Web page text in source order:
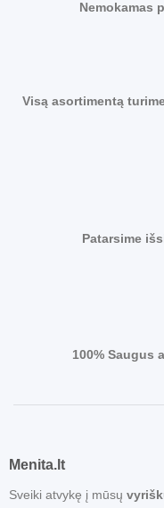
Nemokamas
Visą asortimentą
Patarsime
100% Saugus
Menita.lt
Sveiki atvykę į mūsų